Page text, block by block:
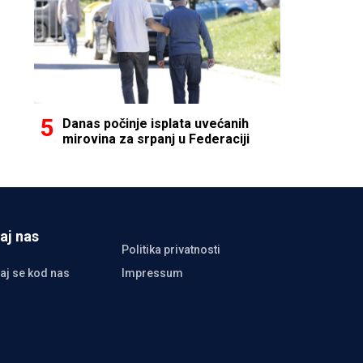
Danas počinje isplata uvećanih
mirovina za srpanj u Federaciji
nas
Politika privatnosti
se kod nas
Impressum